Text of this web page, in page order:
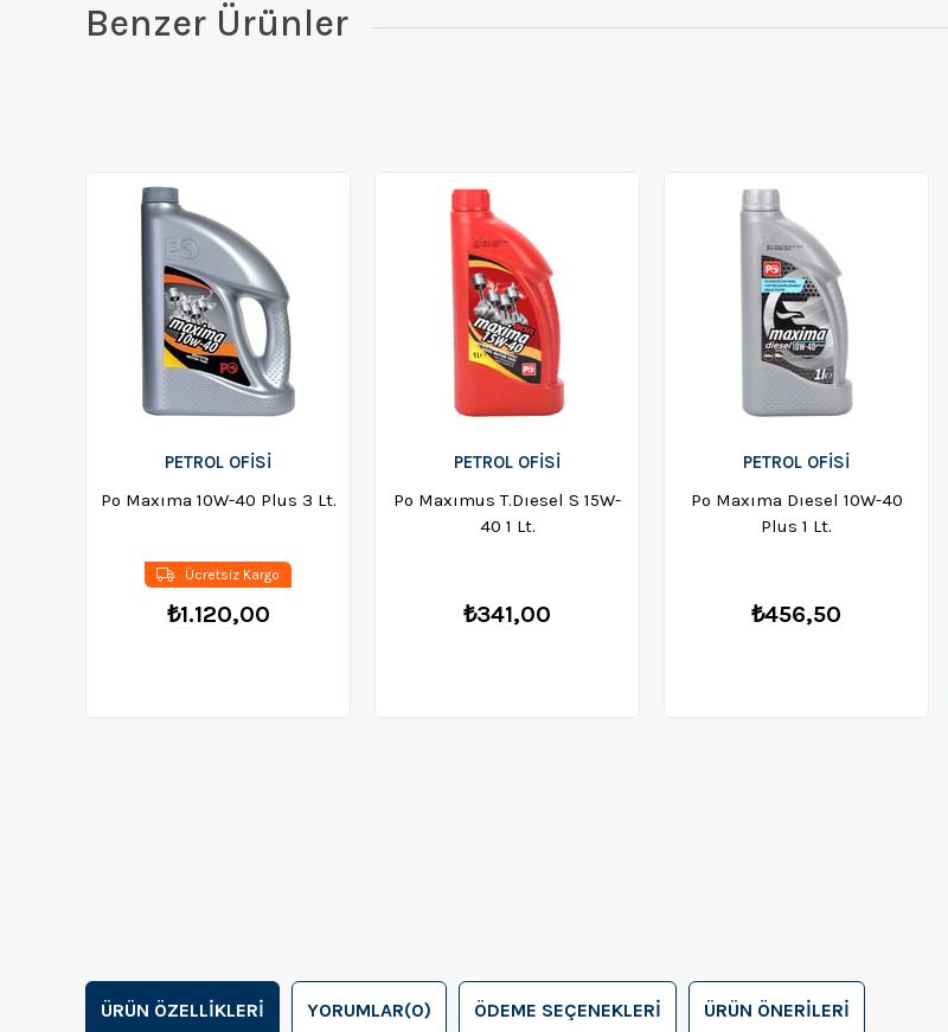
Benzer Ürünler
PETROL OFISI
Po Maxıma 10W-40 Plus 3 Lt.
₺1.120,00
Ücretsiz Kargo
PETROL OFISI
Po Maxımus T.Dıesel S 15W-
40 1 Lt.
₺341,00
PETROL OFISI
Po Maxıma Dıesel 10W-40
Plus 1 Lt.
₺456,50
ÜRÜN ÖZELLIKLERI YORUMLAR(0) ÖDEME SEÇENEKLERI ÜRÜN ÖNERILERI